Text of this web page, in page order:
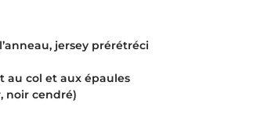
jersey prérétréci
au col et aux épaules
noir cendré)